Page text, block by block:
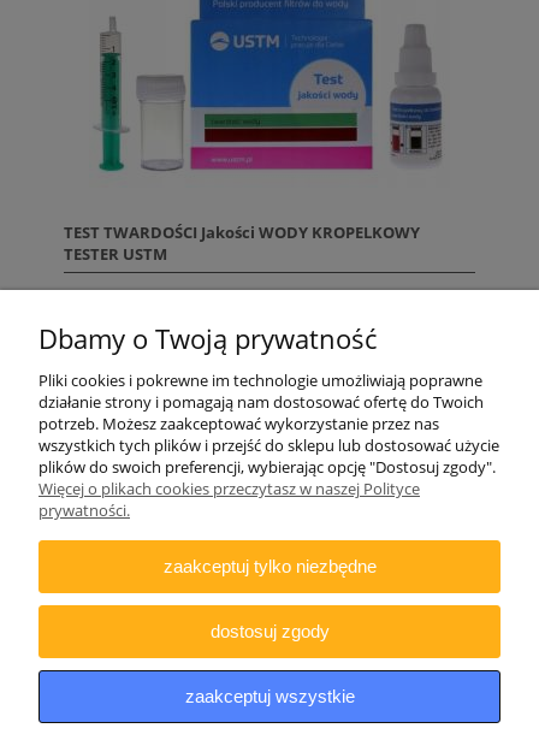
TEST TWARDOŚCI Jakości WODY KROPELKOWY
TESTER USTM
ZAMAWIANIE
DODATKOWE
Copyright © 2021 iDino.pl. Wszelkie prawa zastrzeżone.
Dbamy o Twoją prywatność
Pliki cookies i pokrewne im technologie umożliwiają poprawne
działanie strony i pomagają nam dostosować ofertę do Twoich
potrzeb. Możesz zaakceptować wykorzystanie przez nas
wszystkich tych plików i przejść do sklepu lub dostosować użycie
plików do swoich preferencji, wybierając opcję "Dostosuj zgody".
Więcej o plikach cookies przeczytasz w naszej Polityce
prywatności.
zaakceptuj tylko niezbędne
dostosuj zgody
zaakceptuj wszystkie